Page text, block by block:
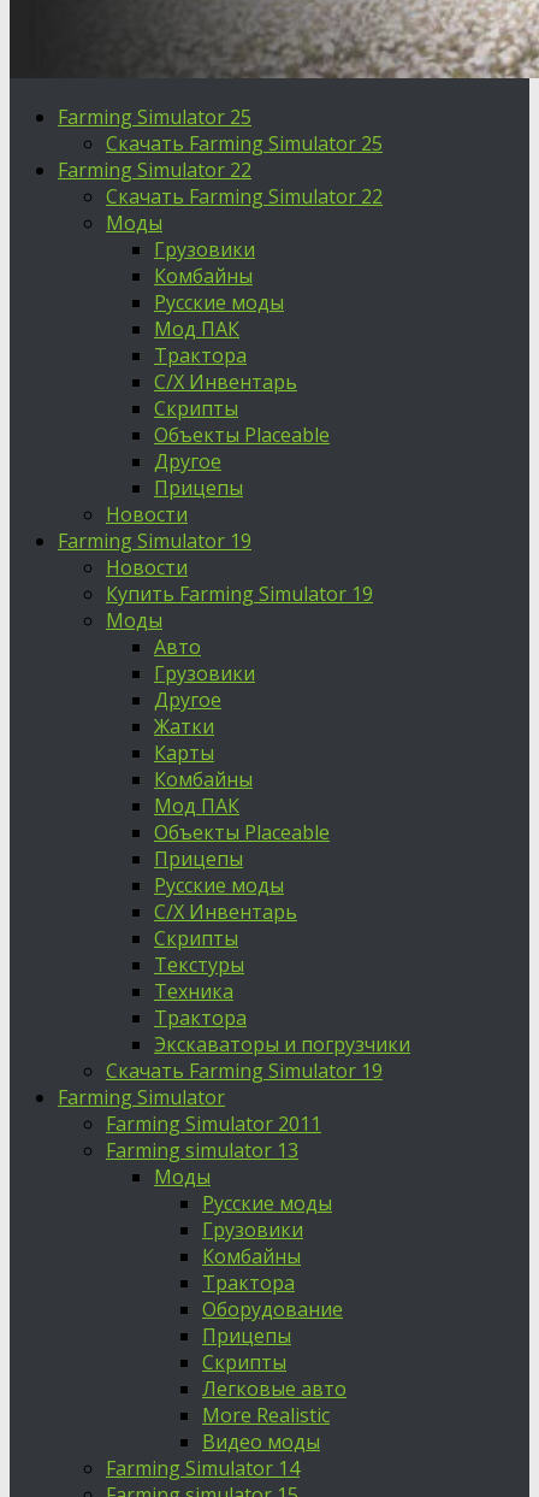
Farming Simulator 25
Скачать Farming Simulator 25
Farming Simulator 22
Скачать Farming Simulator 22
Моды
Грузовики
Комбайны
Русские моды
Мод ПАК
Трактора
С/Х Инвентарь
Скрипты
Объекты Placeable
Другое
Прицепы
Новости
Farming Simulator 19
Новости
Купить Farming Simulator 19
Моды
Авто
Грузовики
Другое
Жатки
Карты
Комбайны
Мод ПАК
Объекты Placeable
Прицепы
Русские моды
С/Х Инвентарь
Скрипты
Текстуры
Техника
Трактора
Экскаваторы и погрузчики
Скачать Farming Simulator 19
Farming Simulator
Farming Simulator 2011
Farming simulator 13
Моды
Русские моды
Грузовики
Комбайны
Трактора
Оборудование
Прицепы
Скрипты
Легковые авто
More Realistic
Видео моды
Farming Simulator 14